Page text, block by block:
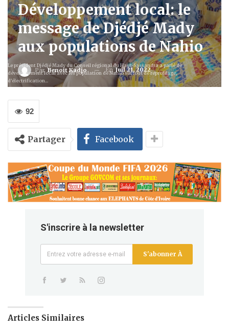
Développement local: le
message de Djédjé Mady
aux populations de Nahio
Par Benoit Kadjo En Juil 21, 2022
Le président Djédjé Mady du Conseil régional du Haut-Sassandra a parlé de
développement local avec les population de Nahio surtout de reprofilage,
d'électrification...
92
Partager Facebook
S'inscrire à la newsletter
S'abonner À
Articles Similaires